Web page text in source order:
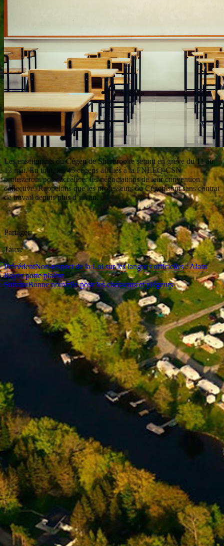
Les enseignants du Cégep de Sherbrooke seront en grève du 11 au
13 mai. En tout, les 45 cégeps affiliés à la FNEEQ-CSN
protesteront pour accélérer les négociations de leur convention
collective. Rappelons que les professeurs du Cégep sont sans contrat
de travail depuis plus d’un an.
Partager:
Taux:
PrécédentNon-respect de la Loi sur les langues officielles : Alain
Rayes porte plainte
SuivantBonne nouvelle pour les chasseurs et piégeurs